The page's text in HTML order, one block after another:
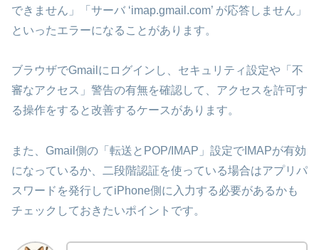
できません」「サーバ ‘imap.gmail.com’ が応答しません」
といったエラーになることがあります。
ブラウザでGmailにログインし、セキュリティ設定や「不
審なアクセス」警告の有無を確認して、アクセスを許可す
る操作をすると改善するケースがあります。
また、Gmail側の「転送とPOP/IMAP」設定でIMAPが有効
になっているか、二段階認証を使っている場合はアプリパ
スワードを発行してiPhone側に入力する必要があるかも
チェックしておきたいポイントです。